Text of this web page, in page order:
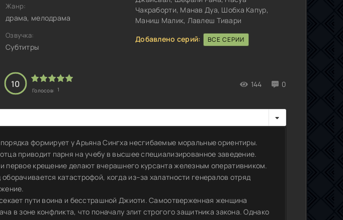
Жанр:
драма, мелодрама
Озвучка:
Субтитры
10
Голосов: 1
144 0
Чакраборти, Манав Дуа, Шобха Капур,
Маниш Малик, Лавлеш Тивари
Добавлено серий:
ВСЕ СЕРИИ
формирует у Арьяна Сингха несгибаемые моральные ориентиры.
приводит парня на учебу в высшее специализированное заведение.
первое крещение делают вчерашнего курсанта железным оперативником.
катастрофой, когда из–за халатности генералов отряд
пути воина и бесстрашной Джиоти. Самоотверженная женщина
в зоне конфликта, что поначалу злит строгого защитника закона. Однако